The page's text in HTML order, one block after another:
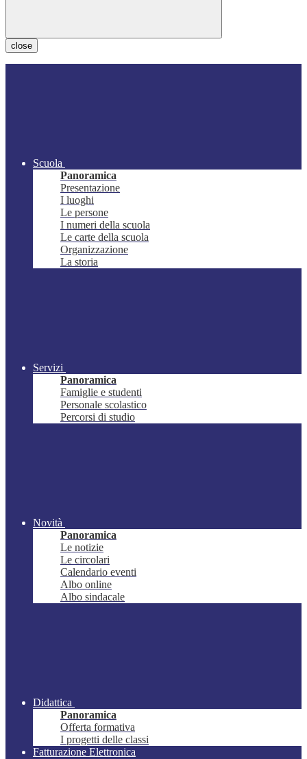
close
Scuola
Panoramica
Presentazione
I luoghi
Le persone
I numeri della scuola
Le carte della scuola
Organizzazione
La storia
Servizi
Panoramica
Famiglie e studenti
Personale scolastico
Percorsi di studio
Novità
Panoramica
Le notizie
Le circolari
Calendario eventi
Albo online
Albo sindacale
Didattica
Panoramica
Offerta formativa
I progetti delle classi
Fatturazione Elettronica